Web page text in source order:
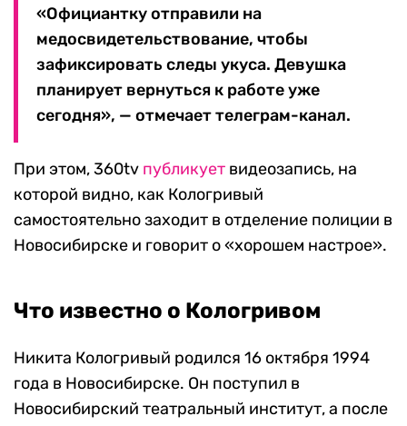
«Официантку отправили на
медосвидетельствование, чтобы
зафиксировать следы укуса. Девушка
планирует вернуться к работе уже
сегодня», — отмечает телеграм-канал.
При этом, 360tv публикует видеозапись, на
которой видно, как Кологривый
самостоятельно заходит в отделение полиции в
Новосибирске и говорит о «хорошем настрое».
Что известно о Кологривом
Никита Кологривый родился 16 октября 1994
года в Новосибирске. Он поступил в
Новосибирский театральный институт, а после